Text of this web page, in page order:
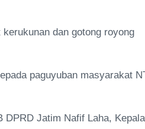
dan gotong royong
paguyuban masyarakat
DPRD Jatim Nafif Laha, Kepala